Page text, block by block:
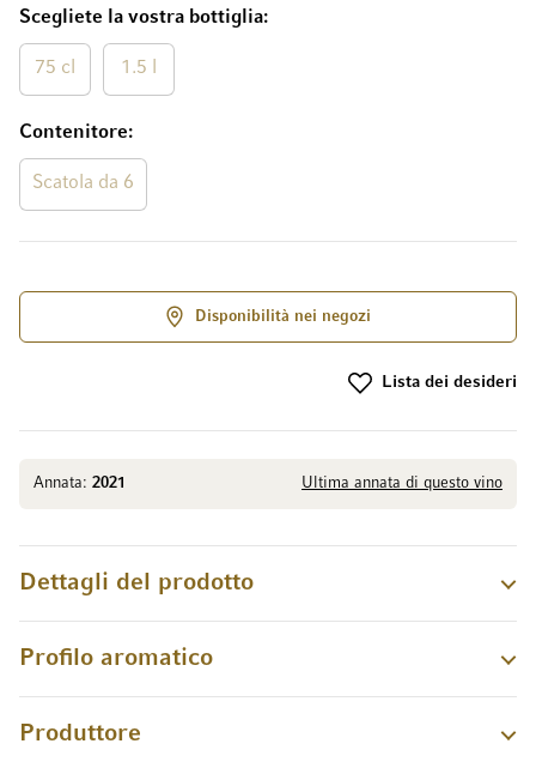
Annata: 2021 Ultima annata di questo vino
Scegliete la vostra bottiglia
75 cl 1.5 l
Contenitore
Scatola da 6
Disponibilità nei negozi
Lista dei desideri
Dettagli del prodotto
Profilo aromatico
Produttore